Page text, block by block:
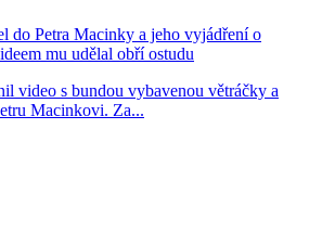
do Petra Macinky a jeho vyjádření o
mu udělal obří ostudu
video s bundou vybavenou větráčky a
Macinkovi. Za...